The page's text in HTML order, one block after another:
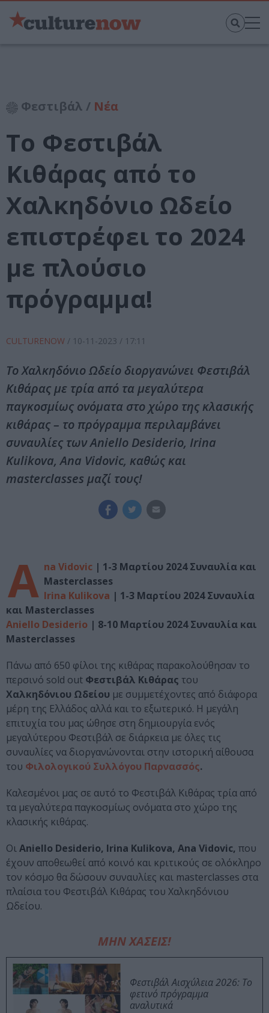
Φεστιβάλ / Νέα
Το Φεστιβάλ
Κιθάρας από το
Χαλκηδόνιο Ωδείο
επιστρέφει το 2024
με πλούσιο
πρόγραμμα!
CULTURENOW / 10-11-2023 / 17:11
Το Χαλκηδόνιο Ωδείο διοργανώνει Φεστιβάλ
Κιθάρας με τρία από τα μεγαλύτερα
παγκοσμίως ονόματα στο χώρο της κλασικής
κιθάρας – το πρόγραμμα περιλαμβάνει
συναυλίες των Aniello Desiderio, Irina
Kulikova, Ana Vidovic, καθώς και
masterclasses μαζί τους!
A na Vidovic | 1-3 Μαρτίου 2024 Συναυλία και
Masterclasses
Irina Kulikova | 1-3 Μαρτίου 2024 Συναυλία
και Masterclasses
Aniello Desiderio | 8-10 Μαρτίου 2024 Συναυλία και
Masterclasses
Πάνω από 650 φίλοι της κιθάρας παρακολούθησαν το
περσινό sold out Φεστιβάλ Κιθάρας του
Χαλκηδόνιου Ωδείου με συμμετέχοντες από διάφορα
μέρη της Ελλάδος αλλά και το εξωτερικό. Η μεγάλη
επιτυχία του μας ώθησε στη δημιουργία ενός
μεγαλύτερου Φεστιβάλ σε διάρκεια με όλες τις
συναυλίες να διοργανώνονται στην ιστορική αίθουσα
του Φιλολογικού Συλλόγου Παρνασσός.
Καλεσμένοι μας σε αυτό το Φεστιβάλ Κιθάρας τρία από
τα μεγαλύτερα παγκοσμίως ονόματα στο χώρο της
κλασικής κιθάρας.
ΟιAniello Desiderio, Irina Kulikova, Ana Vidovic, που
έχουν αποθεωθεί από κοινό και κριτικούς σε ολόκληρο
τον κόσμο θα δώσουν συναυλίες και masterclasses στα
πλαίσια του Φεστιβάλ Κιθάρας του Χαλκηδόνιου
Ωδείου.
ΜΗΝ ΧΑΣΕΙΣ!
Φεστιβάλ Αισχύλεια 2026: Το
φετινό πρόγραμμα
αναλυτικά